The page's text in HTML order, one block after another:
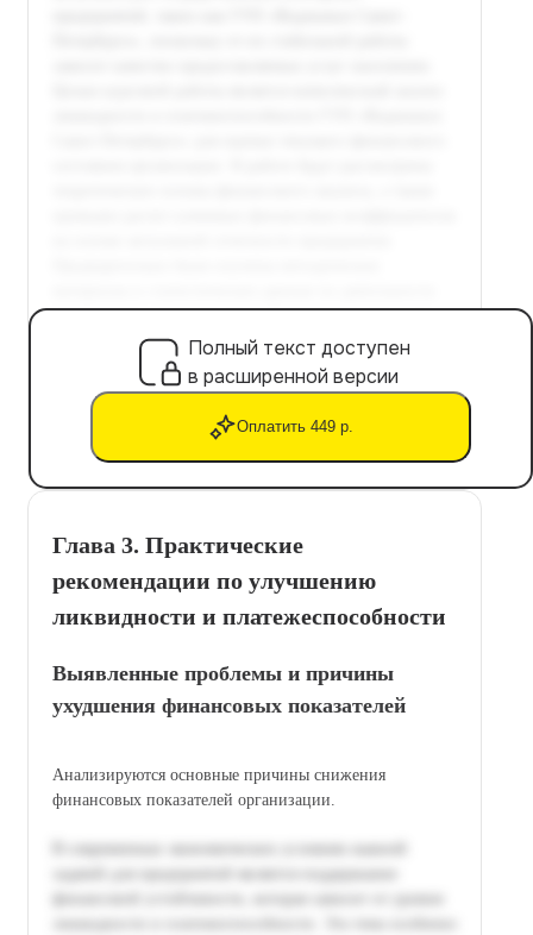
Полный текст доступен
в расширенной версии
Оплатить 449 р.
Глава 3. Практические
рекомендации по улучшению
ликвидности и платежеспособности
Выявленные проблемы и причины
ухудшения финансовых показателей
Анализируются основные причины снижения
финансовых показателей организации.